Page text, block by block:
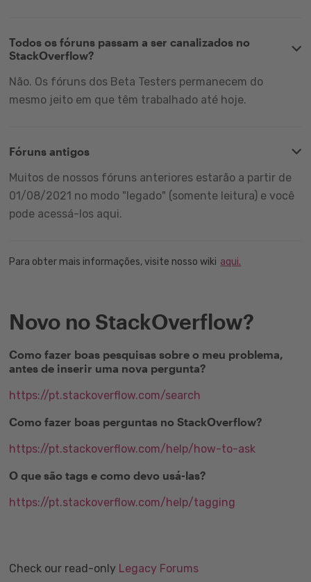
Todos os fóruns passam a ser canalizados no
StackOverflow?
Não. Os fóruns dos Beta Testers permanecem do
mesmo jeito em que têm trabalhado até hoje.
Fóruns antigos
Muitos de nossos fóruns anteriores estarão a partir de
01/08/2021 no modo "legado" (somente leitura) e você
pode acessá-los aqui.
Para obter mais informações, visite nosso wiki aqui.
Novo no StackOverflow?
Como fazer boas pesquisas sobre o meu problema,
antes de inserir uma nova pergunta?
https://pt.stackoverflow.com/search
Como fazer boas perguntas no StackOverflow?
https://pt.stackoverflow.com/help/how-to-ask
O que são tags e como devo usá-las?
https://pt.stackoverflow.com/help/tagging
Check our read-only Legacy Forums